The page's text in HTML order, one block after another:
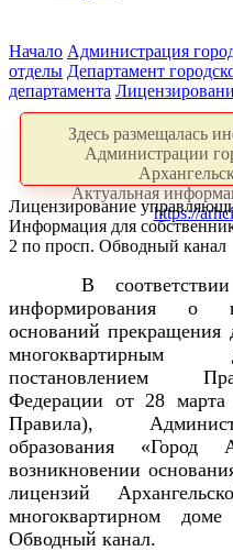
Начало Администрация
отделы Департамент
департамента
Здесь размещалась
Администрации
Актуальная
https://
Лицензирование
Информация для
2 по просп. Обводный канал
В
информирования о
оснований прекращения
многоквартирным
постановлением
Федерации от 28
Правила),
образования «Город
возникновении
лицензий
многоквартирном доме
Обводный канал.